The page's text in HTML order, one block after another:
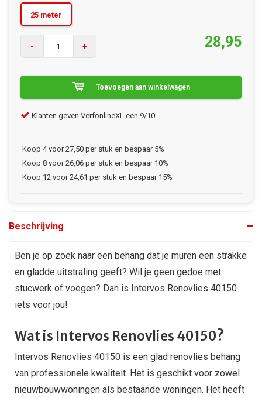
25 meter
- + 28,95
Toevoegen aan winkelwagen
Klanten geven VerfonlineXL een 9/10
Koop 4 voor 27,50 per stuk en bespaar 5%
Koop 8 voor 26,06 per stuk en bespaar 10%
Koop 12 voor 24,61 per stuk en bespaar 15%
Beschrijving
Ben je op zoek naar een behang dat je muren een strakke
en gladde uitstraling geeft? Wil je geen gedoe met
stucwerk of voegen? Dan is Intervos Renovlies 40150
iets voor jou!
Wat is Intervos Renovlies 40150?
Intervos Renovlies 40150 is een glad renovlies behang
van professionele kwaliteit. Het is geschikt voor zowel
nieuwbouwwoningen als bestaande woningen. Het heeft